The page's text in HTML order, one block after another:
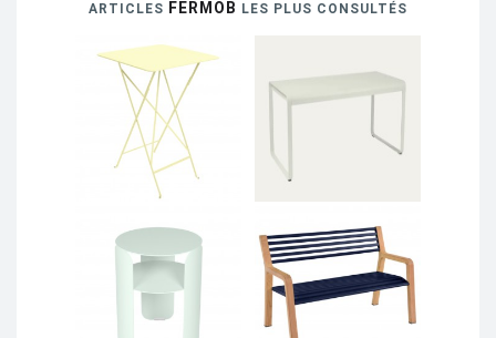
ARTICLES FERMOB LES PLUS CONSULTÉS